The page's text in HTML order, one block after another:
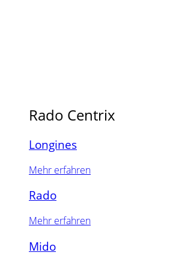
Rado Centrix
Longines
Mehr erfahren
Rado
Mehr erfahren
Mido